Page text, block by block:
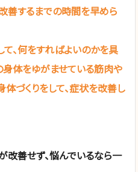
善するまでの時間を早めら
て、何をすればよいのかを具
身体をゆがませている筋肉や
づくりをして、症状を改善し
改善せず、悩んでいるなら一